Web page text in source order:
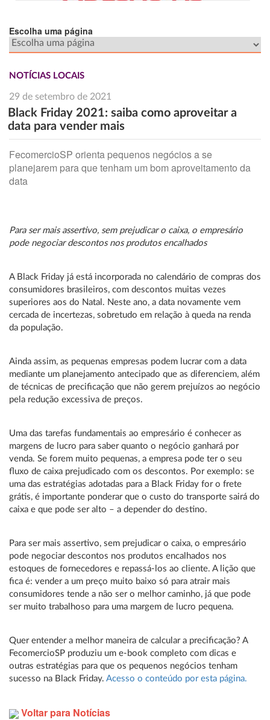
Escolha uma página
NOTÍCIAS LOCAIS
29 de setembro de 2021
Black Friday 2021: saiba como aproveitar a
data para vender mais
FecomercioSP orienta pequenos negócios a se
planejarem para que tenham um bom aproveitamento da
data
Para ser mais assertivo, sem prejudicar o caixa, o empresário
pode negociar descontos nos produtos encalhados
A Black Friday já está incorporada no calendário de compras dos
consumidores brasileiros, com descontos muitas vezes
superiores aos do Natal. Neste ano, a data novamente vem
cercada de incertezas, sobretudo em relação à queda na renda
da população.
Ainda assim, as pequenas empresas podem lucrar com a data
mediante um planejamento antecipado que as diferenciem, além
de técnicas de precificação que não gerem prejuízos ao negócio
pela redução excessiva de preços.
Uma das tarefas fundamentais ao empresário é conhecer as
margens de lucro para saber quanto o negócio ganhará por
venda. Se forem muito pequenas, a empresa pode ter o seu
fluxo de caixa prejudicado com os descontos. Por exemplo: se
uma das estratégias adotadas para a Black Friday for o frete
grátis, é importante ponderar que o custo do transporte sairá do
caixa e que pode ser alto – a depender do destino.
Para ser mais assertivo, sem prejudicar o caixa, o empresário
pode negociar descontos nos produtos encalhados nos
estoques de fornecedores e repassá-los ao cliente. A lição que
fica é: vender a um preço muito baixo só para atrair mais
consumidores tende a não ser o melhor caminho, já que pode
ser muito trabalhoso para uma margem de lucro pequena.
Quer entender a melhor maneira de calcular a precificação? A
FecomercioSP produziu um e-book completo com dicas e
outras estratégias para que os pequenos negócios tenham
sucesso na Black Friday. Acesso o conteúdo por esta página.
Voltar para Notícias